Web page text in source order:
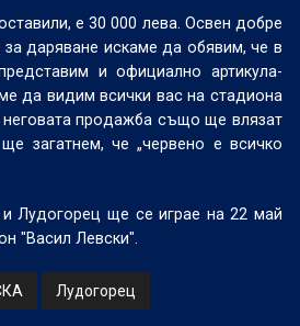
е 30 000 лева. Освен добре
за даряване искаме да обявим, че в
и официално артикула-
да видим всички вас на стадиона
неговата продажба също ще влязат
загатнем, че „червено е всичко
Лудогорец ще се играе на 22 май
"Васил Левски".
Лудогорец